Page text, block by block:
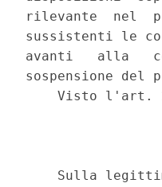
rilevante  nel
sussistenti le
avanti   alla
sospensione del
Visto l'art.
Sulla